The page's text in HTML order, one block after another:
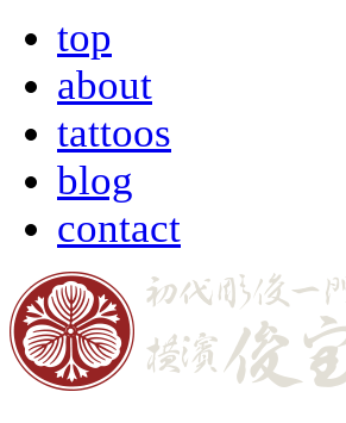
top
about
tattoos
blog
contact